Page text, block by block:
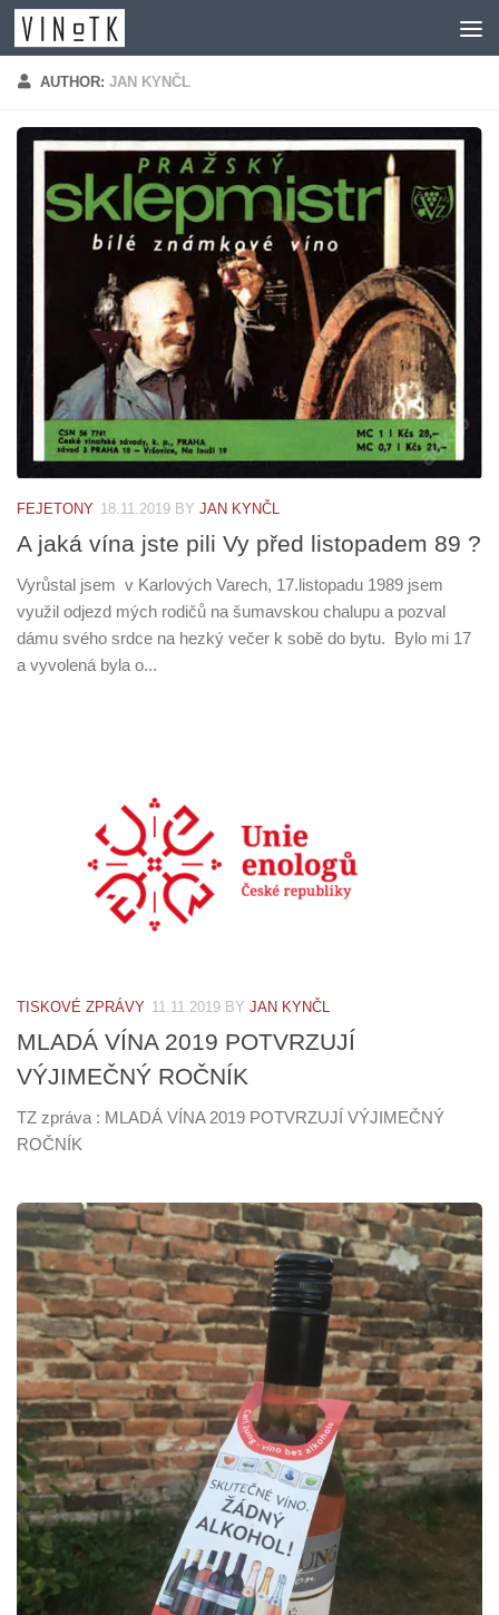
Skip to content
AUTHOR:JAN KYNČL
FEJETONY 18.11.2019 BY JAN KYNČL
A jaká vína jste pili Vy před listopadem 89 ?
Vyrůstal jsem v Karlových Varech, 17.listopadu 1989 jsem
využil odjezd mých rodičů na šumavskou chalupu a pozval
dámu svého srdce na hezký večer k sobě do bytu. Bylo mi 17
a vyvolená byla o...
TISKOVÉ ZPRÁVY 11.11.2019 BY JAN KYNČL
MLADÁ VÍNA 2019 POTVRZUJÍ
VÝJIMEČNÝ ROČNÍK
TZ zpráva : MLADÁ VÍNA 2019 POTVRZUJÍ VÝJIMEČNÝ
ROČNÍK